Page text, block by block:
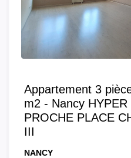
Appartement 3
m2 - Nancy HYPER
PROCHE PLACE
III
NANCY